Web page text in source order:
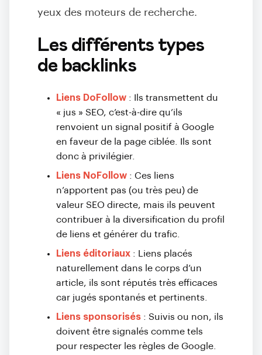
yeux des moteurs de recherche.
Les différents types
de backlinks
Liens DoFollow : Ils transmettent du
« jus » SEO, c’est-à-dire qu’ils
renvoient un signal positif à Google
en faveur de la page ciblée. Ils sont
donc à privilégier.
Liens NoFollow : Ces liens
n’apportent pas (ou très peu) de
valeur SEO directe, mais ils peuvent
contribuer à la diversification du profil
de liens et générer du trafic.
Liens éditoriaux : Liens placés
naturellement dans le corps d’un
article, ils sont réputés très efficaces
car jugés spontanés et pertinents.
Liens sponsorisés : Suivis ou non, ils
doivent être signalés comme tels
pour respecter les règles de Google.